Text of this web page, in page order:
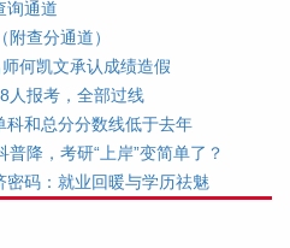
询通道
查分通道）
何凯文承认成绩造假
人报考，全部过线
和总分分数线低于去年
降，考研“上岸”变简单了？
码：就业回暖与学历祛魅